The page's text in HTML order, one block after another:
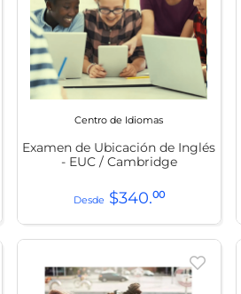
Centro de Idiomas
Examen de Ubicación de Inglés
- EUC / Cambridge
$340.00